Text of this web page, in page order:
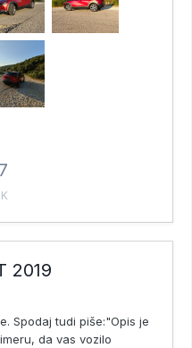
7
2019
Spodaj tudi piše:"Opis je
da vas vozilo